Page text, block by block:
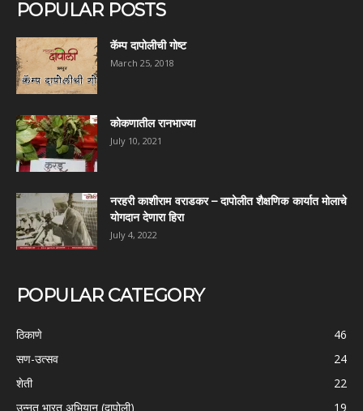
POPULAR POSTS
कॅम्प दापोलीची गोष्ट
March 25, 2018
कोकणातील रानभाज्या
July 10, 2021
नरहरी काशीराम वराडकर – दापोलीत शैक्षणिक कार्यात मोलाचे
योगदान देणारा हिरा
July 4, 2022
POPULAR CATEGORY
ठिकाणे
46
सण-उत्सव
24
शेती
22
उन्नत भारत अभियान (दापोली)
19